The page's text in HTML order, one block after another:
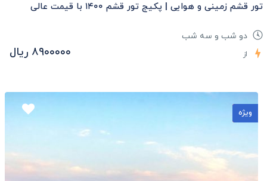
تور قشم زمینی و هوایی | پکیج تور قشم ۱۴۰۰ با قیمت عالی
دو شب و سه شب
از ۸۹۰۰۰۰۰ ریال
ویژه